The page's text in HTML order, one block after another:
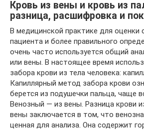
Кровь из вены и кровь из
разница, расшифровка и
В медицинской практике для оценки
пациента и более правильного
очень часто используется общий
или вены. В настоящее время
забора крови из тела человека:
Капиллярный метод забора крови
берется из подушечки пальца, чаще
Венозный — из вены. Разница крови
вены заключается в том, что
ценная для анализа. Она содержит